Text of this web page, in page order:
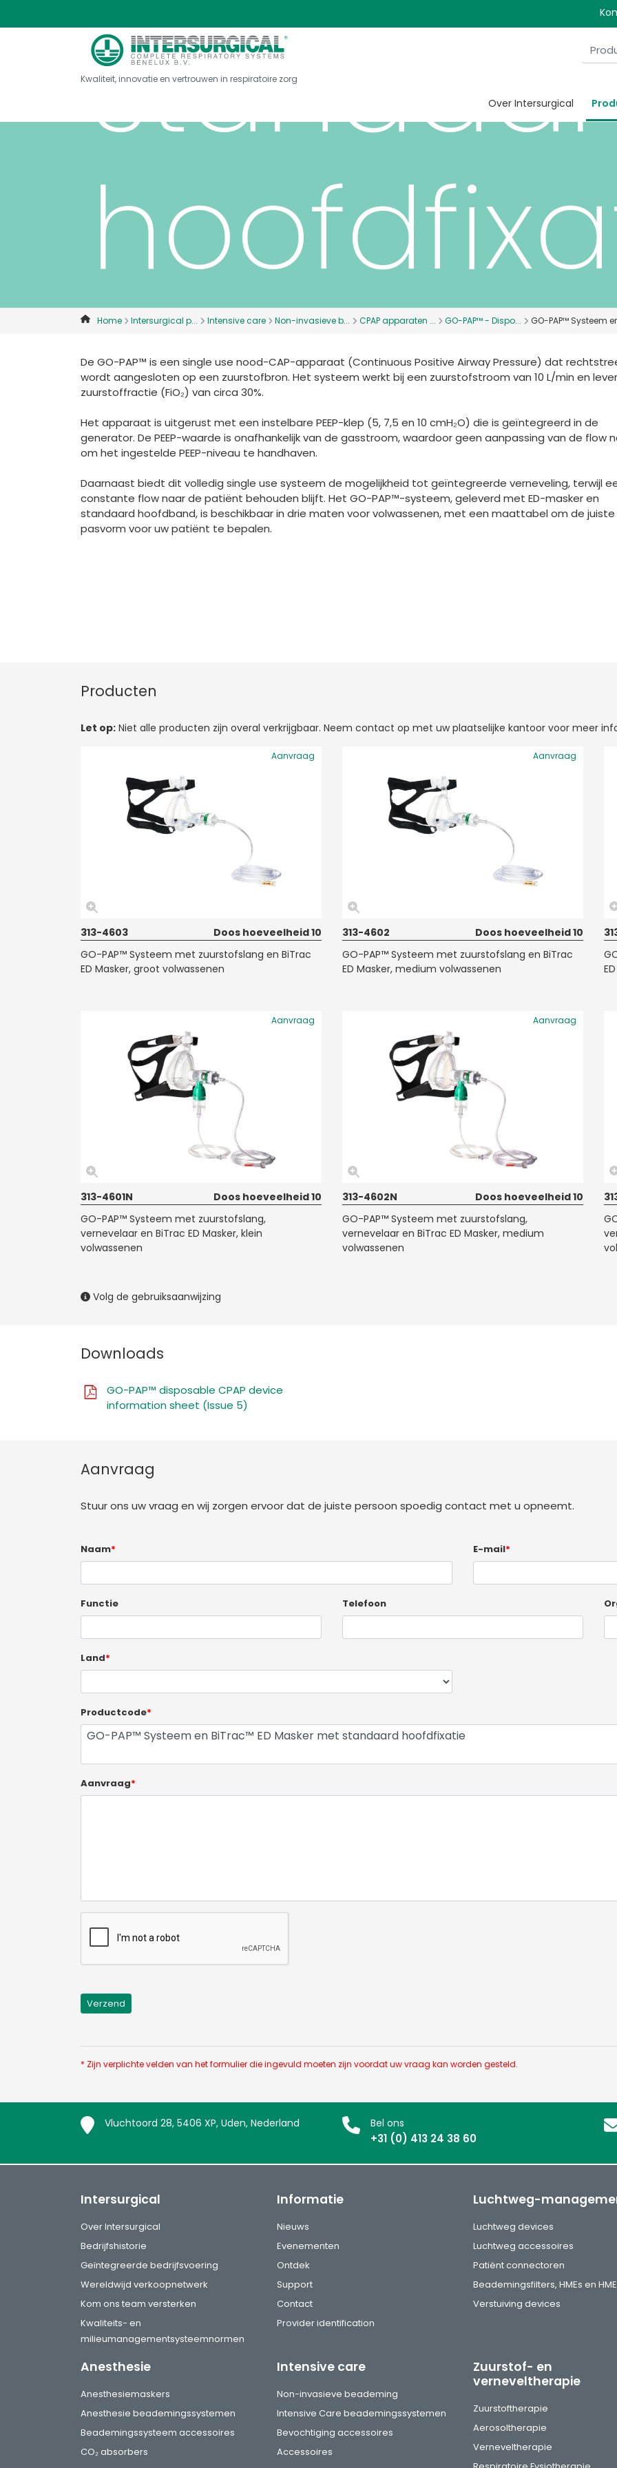
Kwaliteit, innovatie en vertrouwen in respiratoire zorg
Over Intersurgical
Home Intersurgical p... Intensive care Non-invasieve b... CPAP apparaten ... GO-PAP™ - Dispo... GO-PAP™ Systeem
De GO-PAP™ is een single use nood-CAP-apparaat (Continuous Positive Airway Pressure) dat
wordt aangesloten op een zuurstofbron. Het systeem werkt bij een zuurstofstroom van 10 L/min en
zuurstoffractie (FiO₂) van circa 30%.
Het apparaat is uitgerust met een instelbare PEEP-klep (5, 7,5 en 10 cmH₂O) die is geïntegreerd in de
generator. De PEEP-waarde is onafhankelijk van de gasstroom, waardoor geen aanpassing van de flow
om het ingestelde PEEP-niveau te handhaven.
Daarnaast biedt dit volledig single use systeem de mogelijkheid tot geïntegreerde verneveling, terwijl
constante flow naar de patiënt behouden blijft. Het GO-PAP™-systeem, geleverd met ED-masker en
standaard hoofdband, is beschikbaar in drie maten voor volwassenen, met een maattabel om de juiste
pasvorm voor uw patiënt te bepalen.
Producten
Let op: Niet alle producten zijn overal verkrijgbaar. Neem contact op met uw plaatselijke kantoor voor meer
Aanvraag
313-4603
Doos hoeveelheid 10
GO-PAP™ Systeem met zuurstofslang en BiTrac
ED Masker, groot volwassenen
Aanvraag
313-4602
Doos hoeveelheid 10
GO-PAP™ Systeem met zuurstofslang en BiTrac
ED Masker, medium volwassenen
Aanvraag
313-4601N
Doos hoeveelheid 10
GO-PAP™ Systeem met zuurstofslang,
vernevelaar en BiTrac ED Masker, klein
volwassenen
Aanvraag
313-4602N
Doos hoeveelheid 10
GO-PAP™ Systeem met zuurstofslang,
vernevelaar en BiTrac ED Masker, medium
volwassenen
Volg de gebruiksaanwijzing
Downloads
GO-PAP™ disposable CPAP device
information sheet (Issue 5)
Aanvraag
Stuur ons uw vraag en wij zorgen ervoor dat de juiste persoon spoedig contact met u opneemt.
Naam* E-mail*
Functie Telefoon
Land*
Productcode*
Aanvraag*
* Zijn verplichte velden van het formulier die ingevuld moeten zijn voordat uw vraag kan worden gesteld.
Vluchtoord 28, 5406 XP, Uden, Nederland Bel ons
+31 (0) 413 24 38 60
Intersurgical
Over Intersurgical
Bedrijfshistorie
Geïntegreerde bedrijfsvoering
Wereldwijd verkoopnetwerk
Kom ons team versterken
Kwaliteits- en
milieumanagementsysteemnormen
Informatie
Nieuws
Evenementen
Ontdek
Support
Contact
Provider identification
Luchtweg-
Luchtweg devices
Luchtweg accessoires
Patiënt connectoren
Beademingsfilters, HMEs en
Verstuiving devices
Anesthesie
Anesthesiemaskers
Anesthesie beademingssystemen
Beademingssysteem accessoires
CO₂ absorbers
Intensive care
Non-invasieve beademing
Intensive Care beademingssystemen
Bevochtiging accessoires
Accessoires
Zuurstof- en
verneveltherapie
Zuurstoftherapie
Aerosoltherapie
Verneveltherapie